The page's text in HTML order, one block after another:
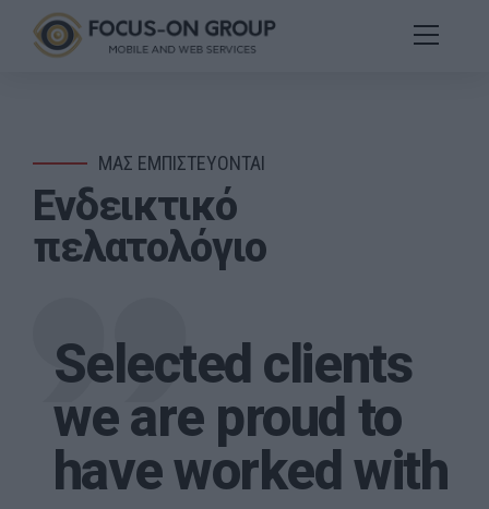
ΜΑΣ ΕΜΠΙΣΤΕΥΟΝΤΑΙ
Ενδεικτικό
πελατολόγιο
Selected clients
we are proud to
have worked with